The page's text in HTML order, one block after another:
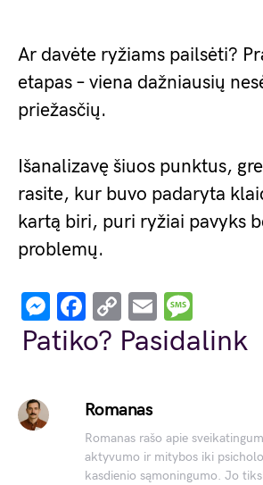
Ar davėte ryžiams pailsėti?
etapas – viena dažniausių
priežasčių.
Išanalizavę šiuos punktus,
rasite, kur buvo padaryta
kartą biri, puri ryžiai pavyks
problemų.
Messenger
Facebook
Copy
Link
Email
Patiko? Pasidalink
Romanas
Romanas rašo apie
aktyvumo ir mitybos iki
kasdienio sąmoningumo. Jo